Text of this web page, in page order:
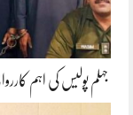
جہلم پولیس کی اہم